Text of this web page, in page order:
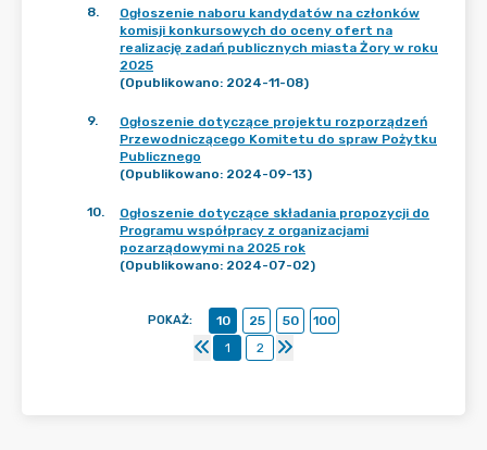
8.
Ogłoszenie naboru kandydatów na członków
komisji konkursowych do oceny ofert na
realizację zadań publicznych miasta Żory w roku
2025
(Opublikowano: 2024-11-08)
9.
Ogłoszenie dotyczące projektu rozporządzeń
Przewodniczącego Komitetu do spraw Pożytku
Publicznego
(Opublikowano: 2024-09-13)
10.
Ogłoszenie dotyczące składania propozycji do
Programu współpracy z organizacjami
pozarządowymi na 2025 rok
(Opublikowano: 2024-07-02)
POKAŻ: 10 25 50
100
1
2